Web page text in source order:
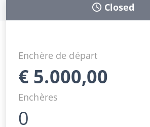
Closed
Enchère de départ
€ 5.000,00
Enchères
0